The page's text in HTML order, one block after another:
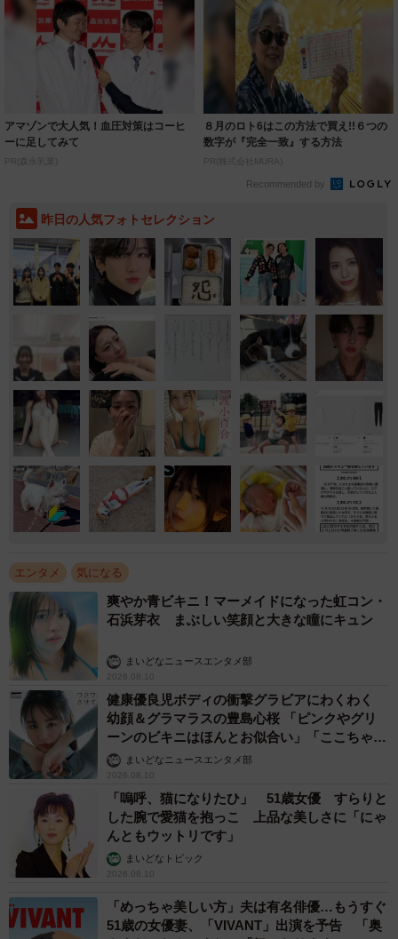
アマゾンで大人気！血圧対策はコーヒ
ーに足してみて
PR(森永乳業)
８月のロト6はこの方法で買え!!６つの
数字が『完全一致』する方法
PR(株式会社MURA)
Recommended by
昨日の人気フォトセレクション
エンタメ 気になる
爽やか青ビキニ！マーメイドになった虹コン・
石浜芽衣 まぶしい笑顔と大きな瞳にキュン
まいどなニュースエンタメ部
2026.08.10
健康優良児ボディの衝撃グラビアにわくわく
幼顔＆グラマラスの豊島心桜 「ピンクやグリ
ーンのビキニはほんとお似合い」「ここちゃん
天使 また可愛くなった」
まいどなニュースエンタメ部
2026.08.10
「嗚呼、猫になりたひ」 51歳女優 すらりと
した腕で愛猫を抱っこ 上品な美しさに「にゃ
んともウットリです」
まいどなトピック
2026.08.10
「めっちゃ美しい方」夫は有名俳優…もうすぐ
51歳の女優妻、「VIVANT」出演を予告 「奥